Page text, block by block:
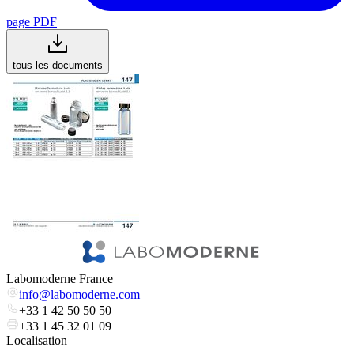
page PDF
tous les documents
Labomoderne France
info@labomoderne.com
+33 1 42 50 50 50
+33 1 45 32 01 09
Localisation